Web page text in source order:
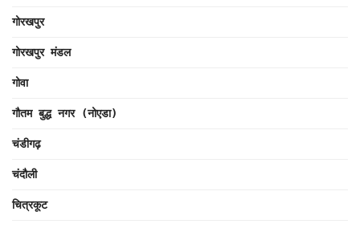
गोरखपुर
गोरखपुर मंडल
गोवा
गौतम बुद्ध नगर (नोएडा)
चंडीगढ़
चंदौली
चित्रकूट